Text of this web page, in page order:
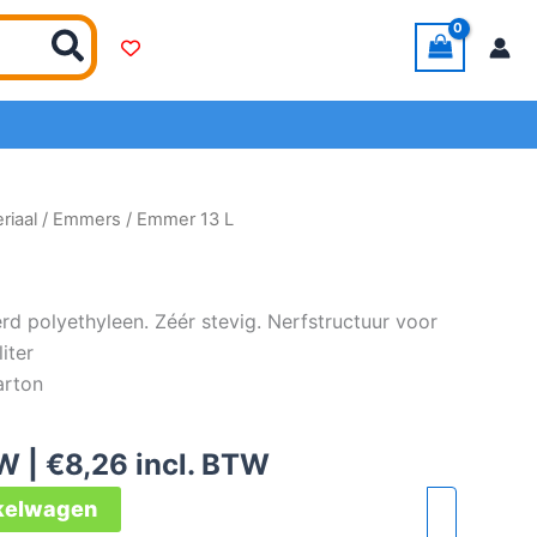
/ Emmers / Emmer 13 L
polyethyleen. Zéér stevig. Nerfstructuur voor
|€8,26 incl. BTW